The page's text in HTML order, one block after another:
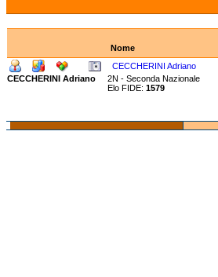
Nome
CECCHERINI Adriano
CECCHERINI Adriano
2N - Seconda Nazionale
Elo FIDE: 1579